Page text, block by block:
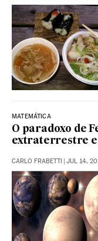
MATEMÁTICA
O paradoxo de
extraterrestre
CARLO FRABETTI | JUL 14,